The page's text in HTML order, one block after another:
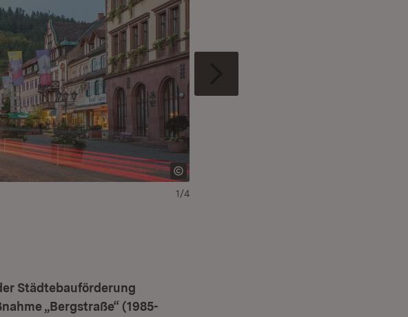
2 3
1/4
Städtebauförderung
„Bergstraße“ (1985-